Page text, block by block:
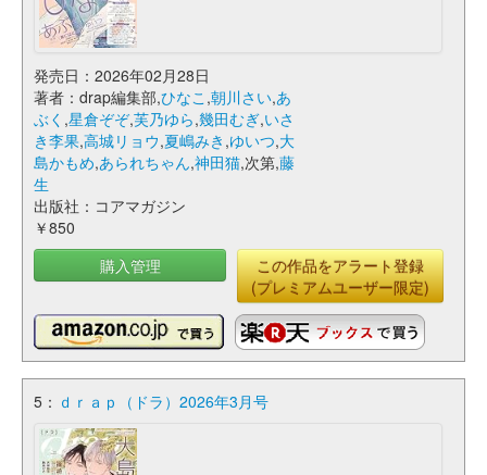
発売日：2026年02月28日
著者：drap編集部,ひなこ ,朝川さい,あ
ぶく ,星倉ぞぞ,芙乃ゆら,幾田むぎ,いさ
き李果,高城リョウ,夏嶋みき ,ゆいつ,大
島かもめ,あられちゃん,神田猫,次第,藤
生
出版社：コアマガジン
￥850
購入管理
この作品をアラート登録
(プレミアムユーザー限定)
5： ｄｒａｐ（ドラ）2026年3月号